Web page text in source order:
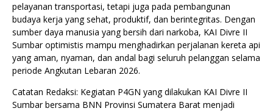
pelayanan transportasi, tetapi juga pada pembangunan
budaya kerja yang sehat, produktif, dan berintegritas. Dengan
sumber daya manusia yang bersih dari narkoba, KAI Divre II
Sumbar optimistis mampu menghadirkan perjalanan kereta api
yang aman, nyaman, dan andal bagi seluruh pelanggan selama
periode Angkutan Lebaran 2026.
Catatan Redaksi: Kegiatan P4GN yang dilakukan KAI Divre II
Sumbar bersama BNN Provinsi Sumatera Barat menjadi